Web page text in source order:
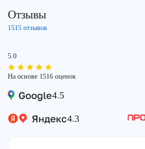
Отзывы
1515 отзывов
5.0
На основе 1516 оценок
4.5
4.3